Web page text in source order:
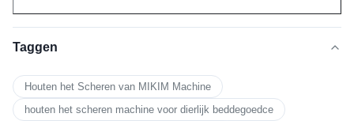
Taggen
Houten het Scheren van MIKIM Machine
houten het scheren machine voor dierlijk beddegoedce